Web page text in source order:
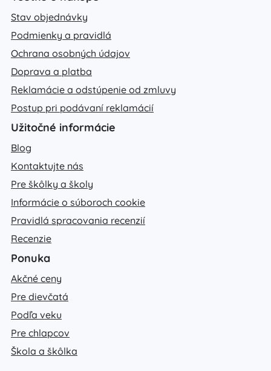
Stav objednávky
Podmienky a pravidlá
Ochrana osobných údajov
Doprava a platba
Reklamácie a odstúpenie od zmluvy
Postup pri podávaní reklamácií
Užitočné informácie
Blog
Kontaktujte nás
Pre škôlky a školy
Informácie o súboroch cookie
Pravidlá spracovania recenzií
Recenzie
Ponuka
Akčné ceny
Pre dievčatá
Podľa veku
Pre chlapcov
Škola a škôlka